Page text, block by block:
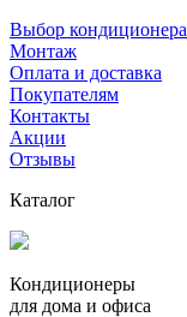
Выбор кондиционера
Монтаж
Оплата и доставка
Покупателям
Контакты
Акции
Отзывы
Каталог
Кондиционеры
для дома и офиса